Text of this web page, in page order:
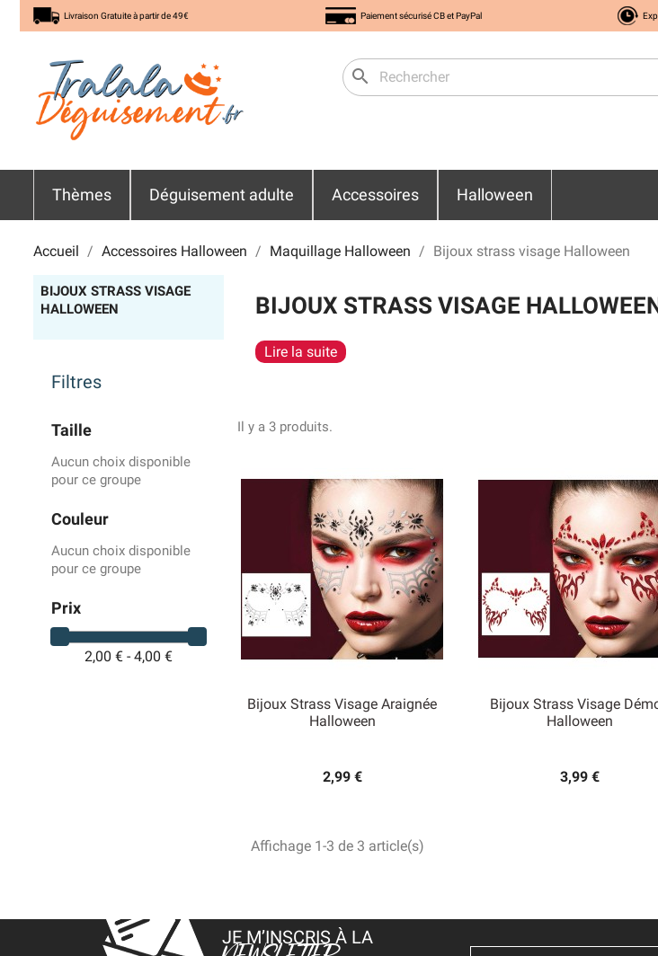
Livraison Gratuite à partir de 49€ Paiement sécurisé CB et PayPal
search
Thèmes Déguisement adulte Accessoires Halloween
Accueil Accessoires Halloween Maquillage Halloween Bijoux strass visage Halloween
BIJOUX STRASS VISAGE
HALLOWEEN
Filtres
Taille
Aucun choix disponible
pour ce groupe
Couleur
Aucun choix disponible
pour ce groupe
Prix
2,00 € - 4,00 €
BIJOUX STRASS VISAGE
Lire la suite
Il y a 3 produits.
Bijoux Strass Visage Araignée
Halloween
2,99 €
Bijoux Strass Visage
Halloween
3,99 €
Affichage 1-3 de 3 article(s)
JE M’INSCRIS À LA